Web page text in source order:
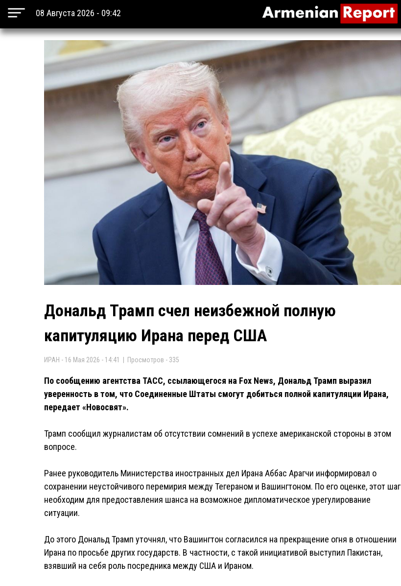
08 Августа 2026 - 09:42
Дональд Трамп счел неизбежной полную
капитуляцию Ирана перед США
ИРАН - 16 Мая 2026 - 14:41 | Просмотров - 335
По сообщению агентства ТАСС, ссылающегося на Fox News, Дональд Трамп выразил
уверенность в том, что Соединенные Штаты смогут добиться полной капитуляции Ирана,
передает «Новосвят».
Трамп сообщил журналистам об отсутствии сомнений в успехе американской стороны в этом
вопросе.
Ранее руководитель Министерства иностранных дел Ирана Аббас Арагчи информировал о
сохранении неустойчивого перемирия между Тегераном и Вашингтоном. По его оценке, этот шаг
необходим для предоставления шанса на возможное дипломатическое урегулирование
ситуации.
До этого Дональд Трамп уточнял, что Вашингтон согласился на прекращение огня в отношении
Ирана по просьбе других государств. В частности, с такой инициативой выступил Пакистан,
взявший на себя роль посредника между США и Ираном.